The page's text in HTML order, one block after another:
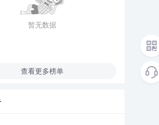
暂无数据
查看更多榜单